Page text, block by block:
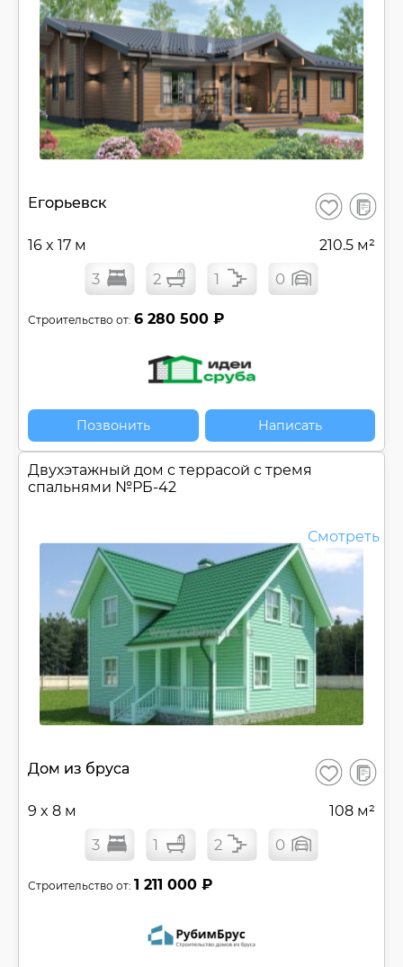
Егорьевск Сохранить
В
16 x 17 м 210.5 м²
3 2 1 0
Строительство от: 6 280 500 ₽
Позвонить Написать
Двухэтажный дом c террасой с тремя
спальнями №РБ-42
Смотреть
Дом из бруса Сохранить
В
9 x 8 м 108 м²
3 1 2 0
Строительство от: 1 211 000 ₽